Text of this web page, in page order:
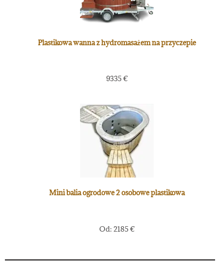
Plastikowa wanna z hydromasażem na przyczepie
9335 €
Mini balia ogrodowe 2 osobowe plastikowa
Od: 2185 €